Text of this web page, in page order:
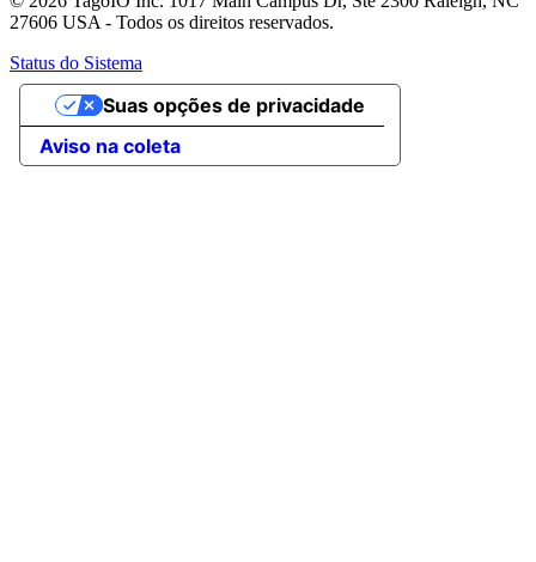
27606 USA - Todos os direitos reservados.
Status do Sistema
Aviso na coleta
Suas opções de privacidade